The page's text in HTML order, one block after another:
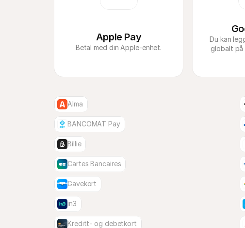
Apple Pay
Betal med din Apple-enhet.
Du kan
globalt på
Alma
BANCOMAT Pay
Billie
Cartes Bancaires
Gavekort
in3
Kreditt- og debetkort